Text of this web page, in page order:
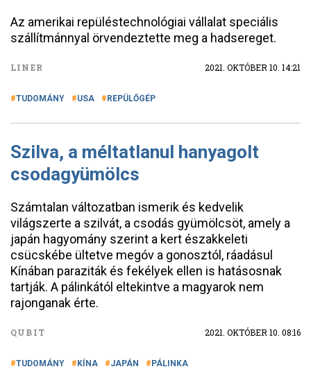
Az amerikai repüléstechnológiai vállalat speciális
szállítmánnyal örvendeztette meg a hadsereget.
LINER 2021. OKTÓBER 10. 14:21
TUDOMÁNY USA REPÜLŐGÉP
Szilva, a méltatlanul hanyagolt
csodagyümölcs
Számtalan változatban ismerik és kedvelik
világszerte a szilvát, a csodás gyümölcsöt, amely a
japán hagyomány szerint a kert északkeleti
csücskébe ültetve megóv a gonosztól, ráadásul
Kínában paraziták és fekélyek ellen is hatásosnak
tartják. A pálinkától eltekintve a magyarok nem
rajonganak érte.
QUBIT 2021. OKTÓBER 10. 08:16
TUDOMÁNY KÍNA JAPÁN PÁLINKA